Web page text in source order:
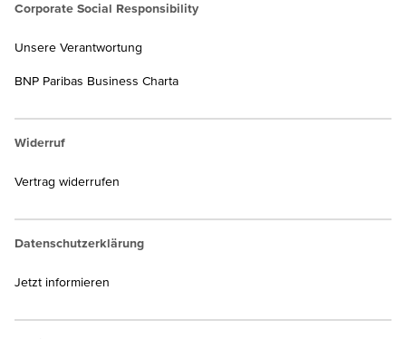
Corporate Social Responsibility
Unsere Verantwortung
BNP Paribas Business Charta
Widerruf
Vertrag widerrufen
Datenschutzerklärung
Jetzt informieren